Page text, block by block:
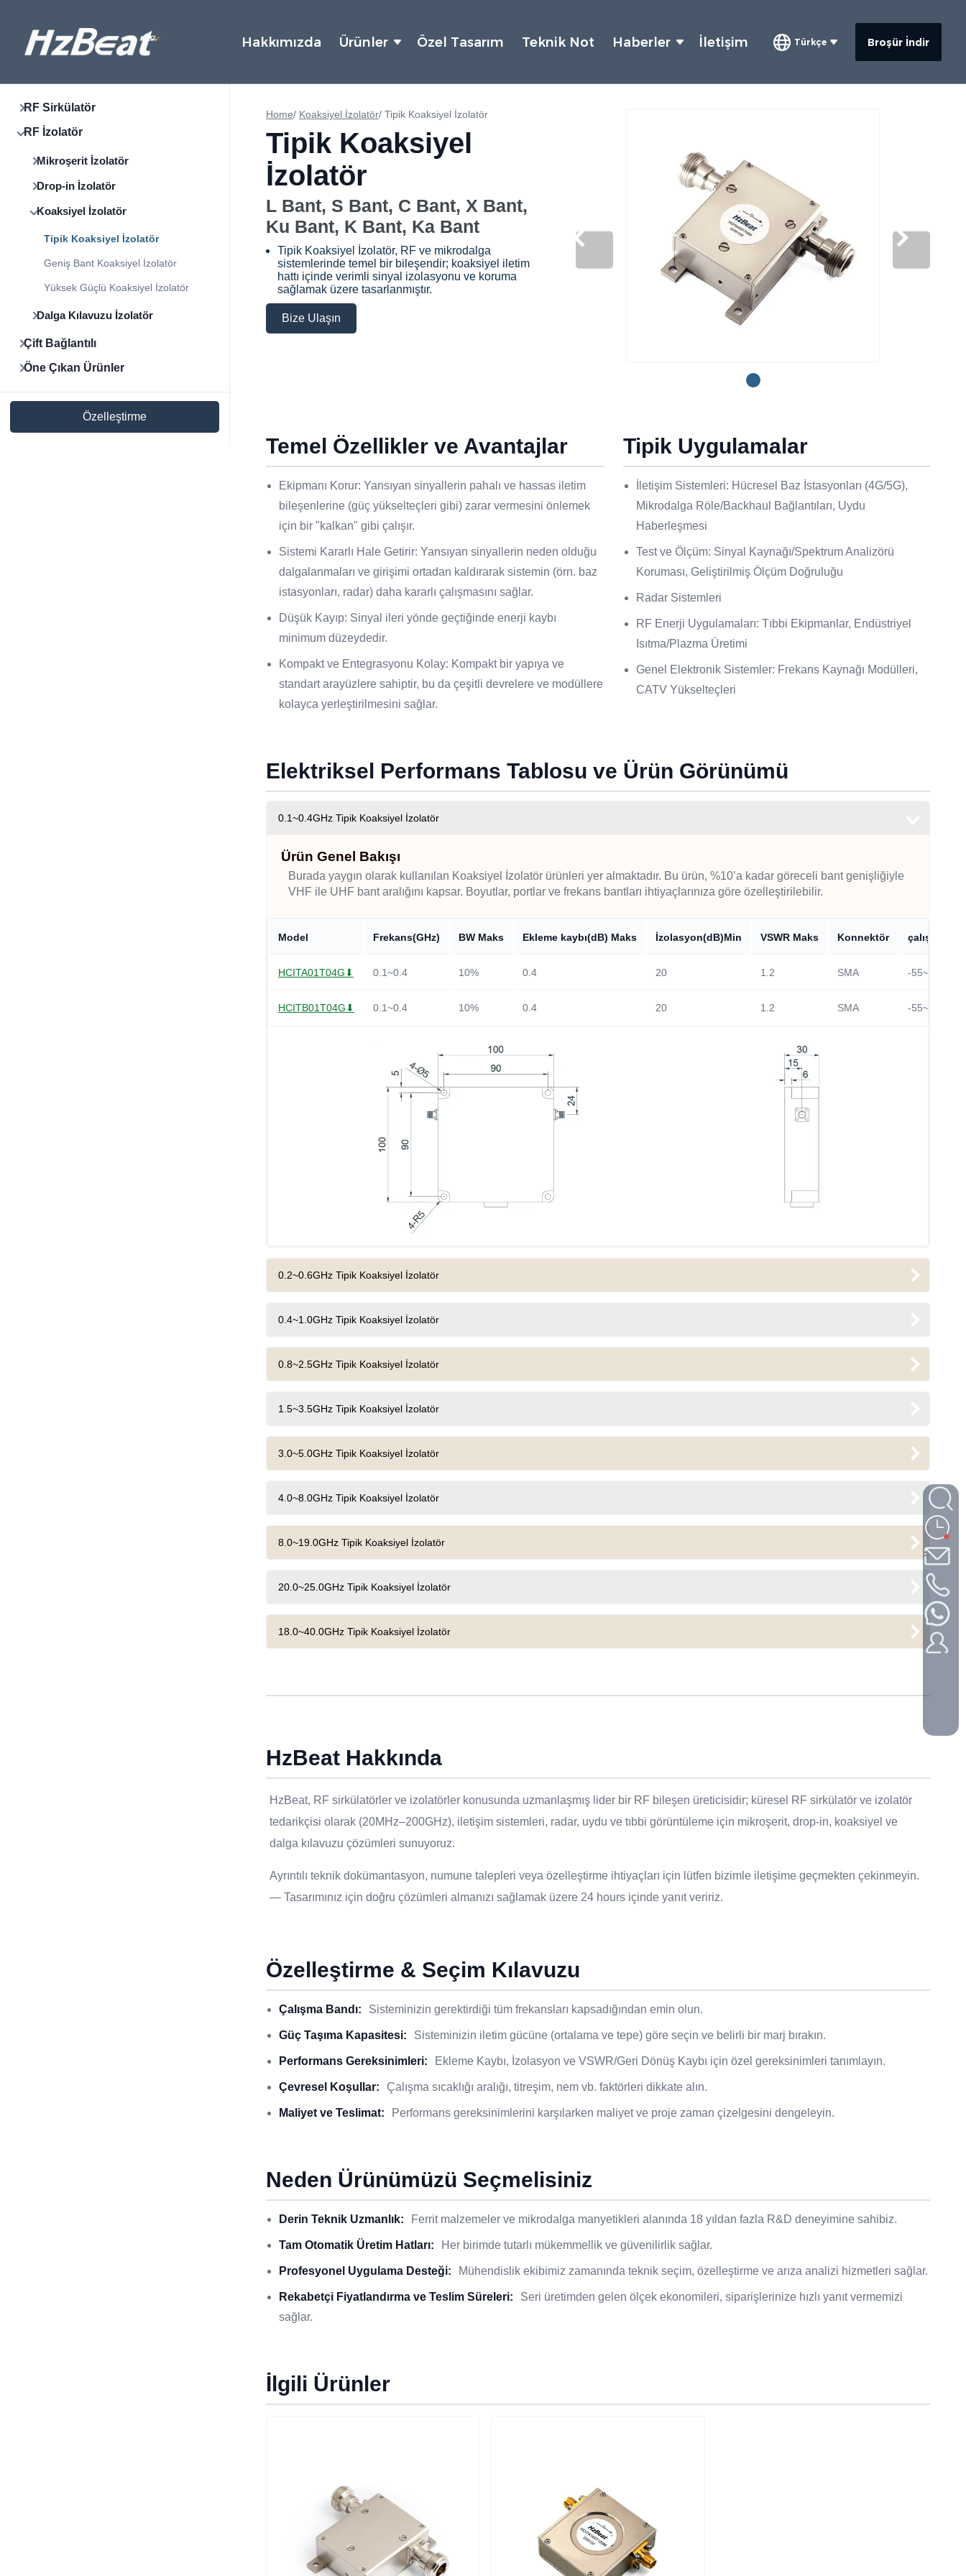
Hakkımızda Ürünler Özel Tasarım Teknik Not Haberler İletişim Türkçe Broşür İndir
RF Sirkülatör
RF İzolatör
Mikroşerit İzolatör
Drop-in İzolatör
Koaksiyel İzolatör
Tipik Koaksiyel İzolatör
Geniş Bant Koaksiyel İzolatör
Yüksek Güçlü Koaksiyel İzolatör
Dalga Kılavuzu İzolatör
Çift Bağlantılı
Öne Çıkan Ürünler
Özelleştirme
Home/ Koaksiyel İzolatör/ Tipik Koaksiyel İzolatör
Tipik Koaksiyel
İzolatör
L Bant, S Bant, C Bant, X Bant,
Ku Bant, K Bant, Ka Bant
Tipik Koaksiyel İzolatör, RF ve mikrodalga
sistemlerinde temel bir bileşendir; koaksiyel iletim
hattı içinde verimli sinyal izolasyonu ve koruma
sağlamak üzere tasarlanmıştır.
Bize Ulaşın
Temel Özellikler ve Avantajlar
Ekipmanı Korur: Yansıyan sinyallerin pahalı ve hassas iletim
bileşenlerine (güç yükselteçleri gibi) zarar vermesini önlemek
için bir "kalkan" gibi çalışır.
Sistemi Kararlı Hale Getirir: Yansıyan sinyallerin neden olduğu
dalgalanmaları ve girişimi ortadan kaldırarak sistemin (örn. baz
istasyonları, radar) daha kararlı çalışmasını sağlar.
Düşük Kayıp: Sinyal ileri yönde geçtiğinde enerji kaybı
minimum düzeydedir.
Kompakt ve Entegrasyonu Kolay: Kompakt bir yapıya ve
standart arayüzlere sahiptir, bu da çeşitli devrelere ve modüllere
kolayca yerleştirilmesini sağlar.
Tipik Uygulamalar
İletişim Sistemleri: Hücresel Baz İstasyonları (4G/5G),
Mikrodalga Röle/Backhaul Bağlantıları, Uydu
Haberleşmesi
Test ve Ölçüm: Sinyal Kaynağı/Spektrum Analizörü
Koruması, Geliştirilmiş Ölçüm Doğruluğu
Radar Sistemleri
RF Enerji Uygulamaları: Tıbbi Ekipmanlar, Endüstriyel
Isıtma/Plazma Üretimi
Genel Elektronik Sistemler: Frekans Kaynağı Modülleri,
CATV Yükselteçleri
Elektriksel Performans Tablosu ve Ürün Görünümü
0.1~0.4GHz Tipik Koaksiyel İzolatör
Ürün Genel Bakışı
Burada yaygın olarak kullanılan Koaksiyel İzolatör ürünleri yer almaktadır. Bu ürün, %10’a kadar göreceli bant genişliğiyle
VHF ile UHF bant aralığını kapsar. Boyutlar, portlar ve frekans bantları ihtiyaçlarınıza göre özelleştirilebilir.
Model Frekans(GHz) BW Maks Ekleme kaybı(dB) Maks İzolasyon(dB)Min VSWR Maks Konnektör çalışma
HCITA01T04G⬇ 0.1~0.4 10% 0.4 20 1.2 SMA -55~+85℃
HCITB01T04G⬇ 0.1~0.4 10% 0.4 20 1.2 SMA -55~+85℃
0.2~0.6GHz Tipik Koaksiyel İzolatör
0.4~1.0GHz Tipik Koaksiyel İzolatör
0.8~2.5GHz Tipik Koaksiyel İzolatör
1.5~3.5GHz Tipik Koaksiyel İzolatör
3.0~5.0GHz Tipik Koaksiyel İzolatör
4.0~8.0GHz Tipik Koaksiyel İzolatör
8.0~19.0GHz Tipik Koaksiyel İzolatör
20.0~25.0GHz Tipik Koaksiyel İzolatör
18.0~40.0GHz Tipik Koaksiyel İzolatör
HzBeat Hakkında
HzBeat, RF sirkülatörler ve izolatörler konusunda uzmanlaşmış lider bir RF bileşen üreticisidir; küresel RF sirkülatör ve izolatör
tedarikçisi olarak (20MHz–200GHz), iletişim sistemleri, radar, uydu ve tıbbi görüntüleme için mikroşerit, drop-in, koaksiyel ve
dalga kılavuzu çözümleri sunuyoruz.
Ayrıntılı teknik dokümantasyon, numune talepleri veya özelleştirme ihtiyaçları için lütfen bizimle iletişime geçmekten çekinmeyin.
— Tasarımınız için doğru çözümleri almanızı sağlamak üzere 24 hours içinde yanıt veririz.
Özelleştirme & Seçim Kılavuzu
Çalışma Bandı: Sisteminizin gerektirdiği tüm frekansları kapsadığından emin olun.
Güç Taşıma Kapasitesi: Sisteminizin iletim gücüne (ortalama ve tepe) göre seçin ve belirli bir marj bırakın.
Performans Gereksinimleri: Ekleme Kaybı, İzolasyon ve VSWR/Geri Dönüş Kaybı için özel gereksinimleri tanımlayın.
Çevresel Koşullar: Çalışma sıcaklığı aralığı, titreşim, nem vb. faktörleri dikkate alın.
Maliyet ve Teslimat: Performans gereksinimlerini karşılarken maliyet ve proje zaman çizelgesini dengeleyin.
Neden Ürünümüzü Seçmelisiniz
Derin Teknik Uzmanlık: Ferrit malzemeler ve mikrodalga manyetikleri alanında 18 yıldan fazla R&D deneyimine sahibiz.
Tam Otomatik Üretim Hatları: Her birimde tutarlı mükemmellik ve güvenilirlik sağlar.
Profesyonel Uygulama Desteği: Mühendislik ekibimiz zamanında teknik seçim, özelleştirme ve arıza analizi hizmetleri sağlar.
Rekabetçi Fiyatlandırma ve Teslim Süreleri:
Seri üretimden gelen ölçek ekonomileri, siparişlerinize hızlı yanıt vermemizi
sağlar.
İlgili Ürünler